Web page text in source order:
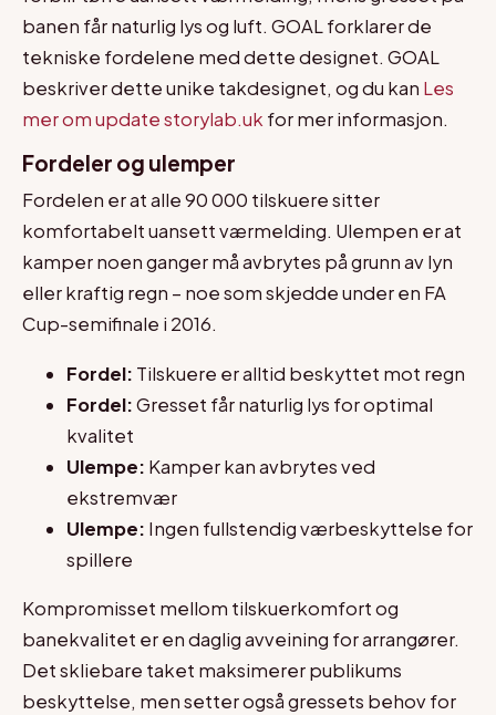
banen får naturlig lys og luft. GOAL forklarer de
tekniske fordelene med dette designet. GOAL
beskriver dette unike takdesignet, og du kan Les
mer om update storylab.uk for mer informasjon.
Fordeler og ulemper
Fordelen er at alle 90 000 tilskuere sitter
komfortabelt uansett værmelding. Ulempen er at
kamper noen ganger må avbrytes på grunn av lyn
eller kraftig regn – noe som skjedde under en FA
Cup-semifinale i 2016.
Fordel: Tilskuere er alltid beskyttet mot regn
Fordel:Gresset får naturlig lys for optimal
kvalitet
Ulempe: Kamper kan avbrytes ved
ekstremvær
Ulempe: Ingen fullstendig værbeskyttelse for
spillere
Kompromisset mellom tilskuerkomfort og
banekvalitet er en daglig avveining for arrangører.
Det skliebare taket maksimerer publikums
beskyttelse, men setter også gressets behov for